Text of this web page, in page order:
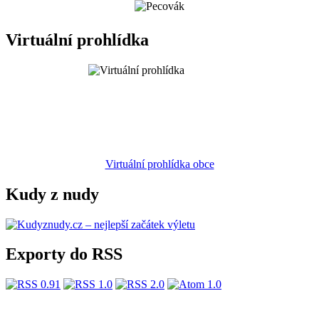
Virtuální prohlídka
Virtuální prohlídka obce
Kudy z nudy
Exporty do RSS